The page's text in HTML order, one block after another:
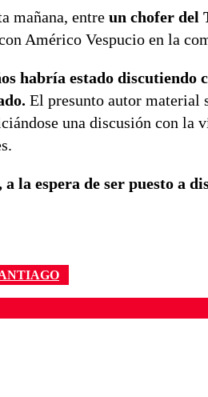
mañana, entre un chofer del
Américo Vespucio en la
habría estado discutiendo
El presunto autor material
una discusión con la
la espera de ser puesto a